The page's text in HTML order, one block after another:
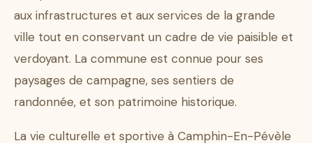
aux infrastructures et aux services de la grande
ville tout en conservant un cadre de vie paisible et
verdoyant. La commune est connue pour ses
paysages de campagne, ses sentiers de
randonnée, et son patrimoine historique.
La vie culturelle et sportive à Camphin-En-Pévèle